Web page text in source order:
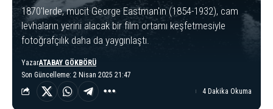
1870'lerde, mucit George Eastman'ın (1854-1932), cam
levhaların yerini alacak bir film ortamı keşfetmesiyle
fotoğrafçılık daha da yaygınlaştı.
Son Güncelleme: 2 Nisan 2025 21:47
YazarATABAY GÖKBÖRÜ
4 Dakika Okuma